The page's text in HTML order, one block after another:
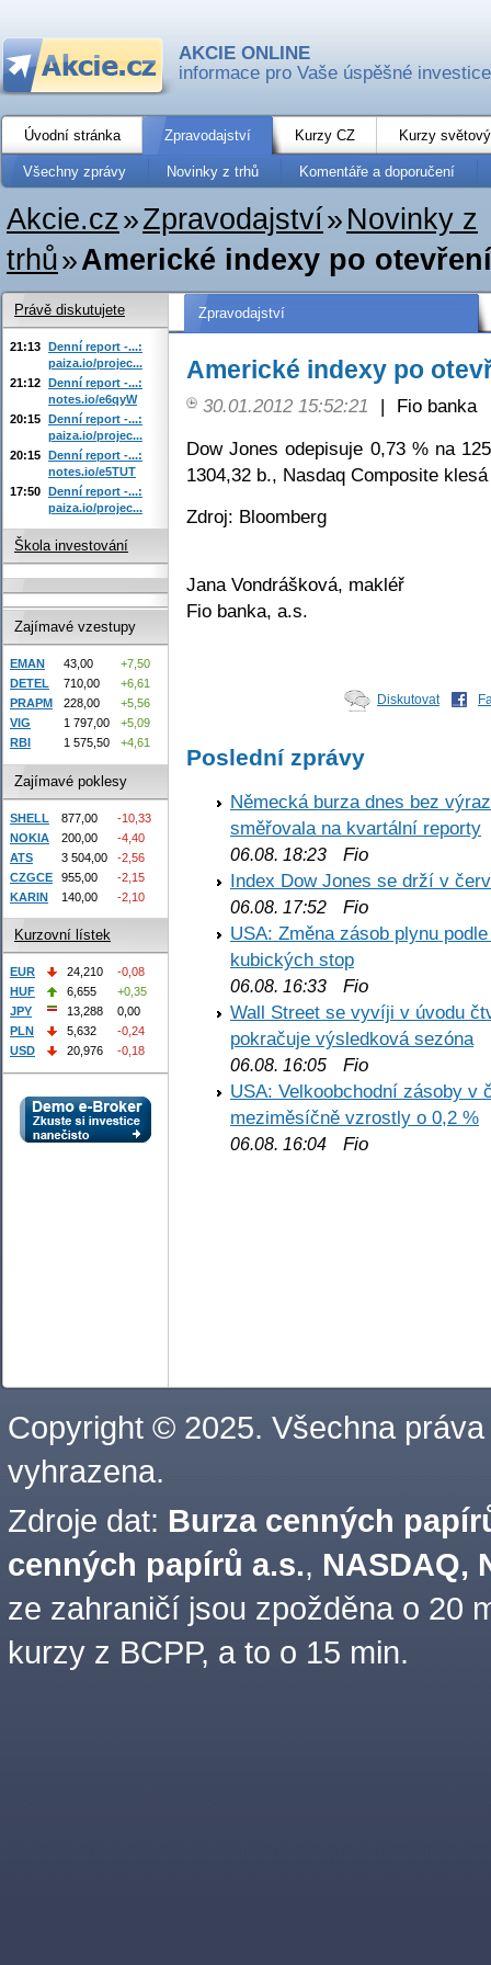
AKCIE ONLINE
informace pro Vaše úspěšné investice
Úvodní stránka Zpravodajství Kurzy CZ Kurzy
Všechny zprávy Novinky z trhů Komentáře a doporučení
Akcie.cz»Zpravodajství» Novinky z
trhů»Americké indexy po
Zpravodajství
Americké indexy po
30.01.2012 15:52:21 |
Fio banka
Dow Jones odepisuje 0,73 % na
1304,32 b., Nasdaq Composite
Zdroj: Bloomberg
Jana Vondrášková, makléř
Fio banka, a.s.
Diskutovat
Poslední zprávy
Německá burza dnes bez
směřovala na kvartální reporty
06.08. 18:23 Fio
Index Dow Jones se drží v
06.08. 17:52 Fio
USA: Změna zásob plynu
kubických stop
06.08. 16:33 Fio
Wall Street se vyvíji v úvodu
pokračuje výsledková sezóna
06.08. 16:05 Fio
USA: Velkoobchodní zásoby v
meziměsíčně vzrostly o 0,2 %
06.08. 16:04 Fio
Právě diskutujete
21:13 Denní report -...:
paiza.io/projec...
21:12 Denní report -...:
notes.io/e6qyW
20:15 Denní report -...:
paiza.io/projec...
20:15 Denní report -...:
notes.io/e5TUT
17:50 Denní report -...:
paiza.io/projec...
Škola investování
Zajímavé vzestupy
EMAN 43,00
+7,50
DETEL
710,00
+6,61
PRAPM
228,00
+5,56
VIG
1 797,00
+5,09
RBI
1 575,50 +4,61
Zajímavé poklesy
SHELL 877,00
-10,33
NOKIA
200,00
-4,40
ATS
3 504,00
-2,56
CZGCE
955,00
-2,15
KARIN
140,00 -2,10
Kurzovní lístek
EUR 24,210
-0,08
HUF
6,655
+0,35
JPY
13,288
0,00
PLN
5,632
-0,24
USD
20,976 -0,18
Copyright © 2025. Všechna práva
vyhrazena.
Zdroje dat: Burza cenných
cenných papírů a.s., NASDAQ,
ze zahraničí jsou zpožděna o 20
kurzy z BCPP, a to o 15 min.